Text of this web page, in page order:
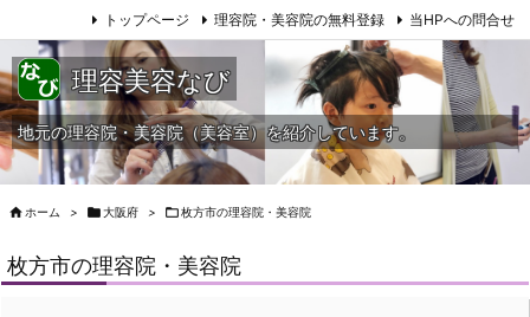
トップページ 理容院・美容院の無料登録 当HPへの問合せ
理容美容なび
地元の理容院・美容院（美容室）を紹介しています。
 ホーム > 大阪府 > 枚方市の理容院・美容院
枚方市の理容院・美容院